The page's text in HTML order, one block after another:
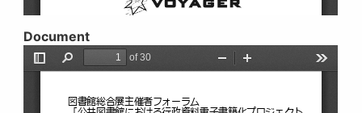
Document